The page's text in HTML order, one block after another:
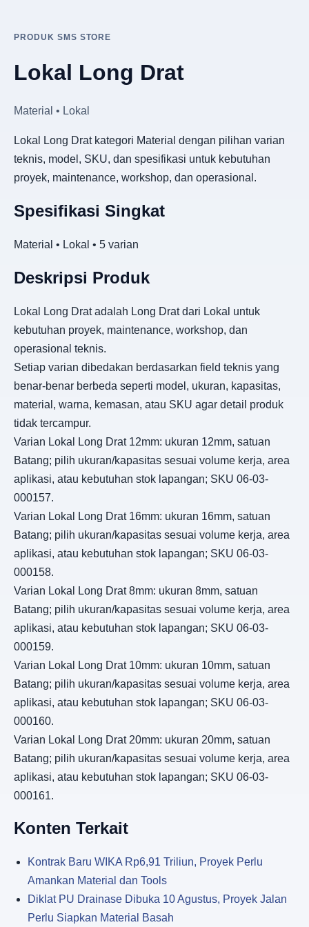
PRODUK SMS STORE
Lokal Long Drat
Material • Lokal
Lokal Long Drat kategori Material dengan pilihan varian
teknis, model, SKU, dan spesifikasi untuk kebutuhan
proyek, maintenance, workshop, dan operasional.
Spesifikasi Singkat
Material • Lokal • 5 varian
Deskripsi Produk
Lokal Long Drat adalah Long Drat dari Lokal untuk
kebutuhan proyek, maintenance, workshop, dan
operasional teknis.
Setiap varian dibedakan berdasarkan field teknis yang
benar-benar berbeda seperti model, ukuran, kapasitas,
material, warna, kemasan, atau SKU agar detail produk
tidak tercampur.
Varian Lokal Long Drat 12mm: ukuran 12mm, satuan
Batang; pilih ukuran/kapasitas sesuai volume kerja, area
aplikasi, atau kebutuhan stok lapangan; SKU 06-03-
000157.
Varian Lokal Long Drat 16mm: ukuran 16mm, satuan
Batang; pilih ukuran/kapasitas sesuai volume kerja, area
aplikasi, atau kebutuhan stok lapangan; SKU 06-03-
000158.
Varian Lokal Long Drat 8mm: ukuran 8mm, satuan
Batang; pilih ukuran/kapasitas sesuai volume kerja, area
aplikasi, atau kebutuhan stok lapangan; SKU 06-03-
000159.
Varian Lokal Long Drat 10mm: ukuran 10mm, satuan
Batang; pilih ukuran/kapasitas sesuai volume kerja, area
aplikasi, atau kebutuhan stok lapangan; SKU 06-03-
000160.
Varian Lokal Long Drat 20mm: ukuran 20mm, satuan
Batang; pilih ukuran/kapasitas sesuai volume kerja, area
aplikasi, atau kebutuhan stok lapangan; SKU 06-03-
000161.
Konten Terkait
Kontrak Baru WIKA Rp6,91 Triliun, Proyek Perlu
Amankan Material dan Tools
Diklat PU Drainase Dibuka 10 Agustus, Proyek Jalan
Perlu Siapkan Material Basah